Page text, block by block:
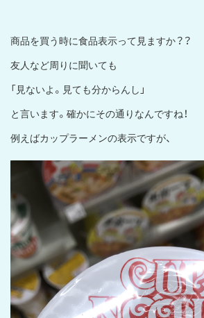
商品を買う時に食品表示って見ますか？？
友人など周りに聞いても
「見ないよ。見ても分からんし」
と言います。確かにその通りなんですね！
例えばカップラーメンの表示ですが、